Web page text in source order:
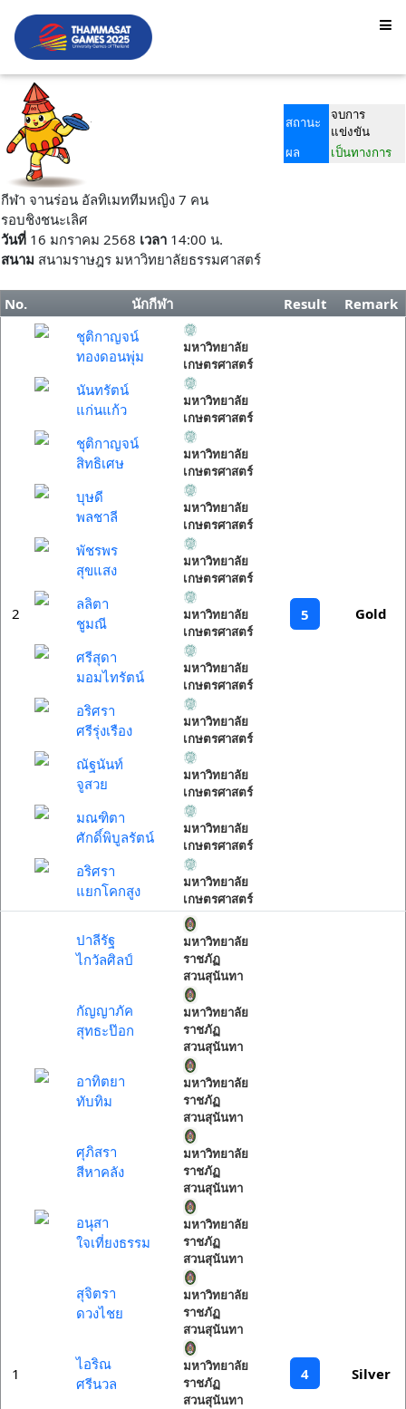
สถานะ
จบการ
แข่งขัน
ผล
เป็นทางการ
กีฬา จานร่อน อัลทิเมททีมหญิง 7 คน
รอบชิงชนะเลิศ
วันที่ 16 มกราคม 2568 เวลา 14:00 น.
สนาม สนามราษฎร มหาวิทยาลัยธรรมศาสตร์
No. นักกีฬา Result Remark
2
ชุติกาญจน์
ทองดอนพุ่ม
มหาวิทยาลัย
เกษตรศาสตร์
นันทรัตน์
แก่นแก้ว
มหาวิทยาลัย
เกษตรศาสตร์
ชุติกาญจน์
สิทธิเศษ
มหาวิทยาลัย
เกษตรศาสตร์
บุษดี
พลชาลี
มหาวิทยาลัย
เกษตรศาสตร์
พัชรพร
สุขแสง
มหาวิทยาลัย
เกษตรศาสตร์
ลลิตา
ชูมณี
มหาวิทยาลัย
เกษตรศาสตร์
ศรีสุดา
มอมไทรัตน์
มหาวิทยาลัย
เกษตรศาสตร์
อริศรา
ศรีรุ่งเรือง
มหาวิทยาลัย
เกษตรศาสตร์
ณัฐนันท์
จูสวย
มหาวิทยาลัย
เกษตรศาสตร์
มณฑิตา
ศักดิ์พิบูลรัตน์
มหาวิทยาลัย
เกษตรศาสตร์
อริศรา
แยกโคกสูง
มหาวิทยาลัย
เกษตรศาสตร์
5 Gold
1
ปาลีรัฐ
ไกวัลศิลป์
มหาวิทยาลัย
ราชภัฏ
สวนสุนันทา
กัญญาภัค
สุทธะป๊อก
มหาวิทยาลัย
ราชภัฏ
สวนสุนันทา
อาทิตยา
ทับทิม
มหาวิทยาลัย
ราชภัฏ
สวนสุนันทา
ศุภิสรา
สีหาคลัง
มหาวิทยาลัย
ราชภัฏ
สวนสุนันทา
อนุสา
ใจเที่ยงธรรม
มหาวิทยาลัย
ราชภัฏ
สวนสุนันทา
สุจิตรา
ดวงไชย
มหาวิทยาลัย
ราชภัฏ
สวนสุนันทา
ไอริณ
ศรีนวล
มหาวิทยาลัย
ราชภัฏ
สวนสุนันทา
4 Silver